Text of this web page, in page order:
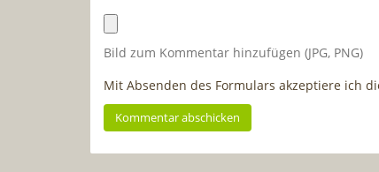
Bild zum Kommentar hinzufügen (JPG, PNG)
Mit Absenden des Formulars akzeptiere ich